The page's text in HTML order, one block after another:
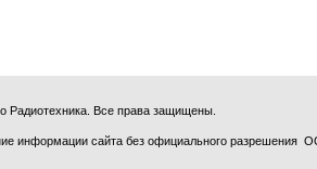
Радиотехника. Все права защищены.
информации сайта без официального разрешения